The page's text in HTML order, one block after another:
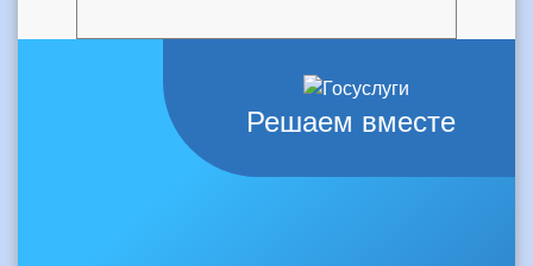
Решаем вместе